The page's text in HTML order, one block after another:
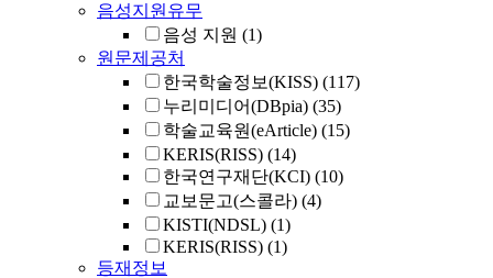
음성지원유무
음성 지원 (1)
원문제공처
한국학술정보(KISS) (117)
누리미디어(DBpia) (35)
학술교육원(eArticle) (15)
KERIS(RISS) (14)
한국연구재단(KCI) (10)
교보문고(스콜라) (4)
KISTI(NDSL) (1)
KERIS(RISS) (1)
등재정보